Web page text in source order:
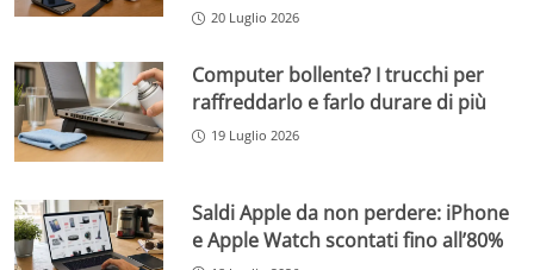
20 Luglio 2026
Computer bollente? I trucchi per
raffreddarlo e farlo durare di più
19 Luglio 2026
Saldi Apple da non perdere: iPhone
e Apple Watch scontati fino all’80%